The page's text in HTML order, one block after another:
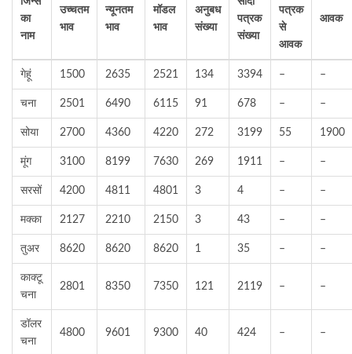
का
नाम
उच्चतम
भाव
न्यूनतम
भाव
मॉडल
भाव
अनुबध
संख्या
पत्रक
संख्या
पत्रक
से
आवक
आवक
गेहूं 1500 2635 2521 134 3394 – –
चना 2501 6490 6115 91 678 – –
सोया 2700 4360 4220 272 3199 55 1900
मूंग 3100 8199 7630 269 1911 – –
सरसों 4200 4811 4801 3 4 – –
मक्का 2127 2210 2150 3 43 – –
तुअर 8620 8620 8620 1 35 – –
काक्टू
चना
2801 8350 7350 121 2119 – –
डॉलर
चना
4800 9601 9300 40 424 – –